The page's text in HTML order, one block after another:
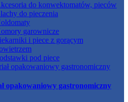
do konwektomatów, pieców
do pieczenia
garownicze
i piece z gorącym
pod piece
opakowaniowy gastronomiczny